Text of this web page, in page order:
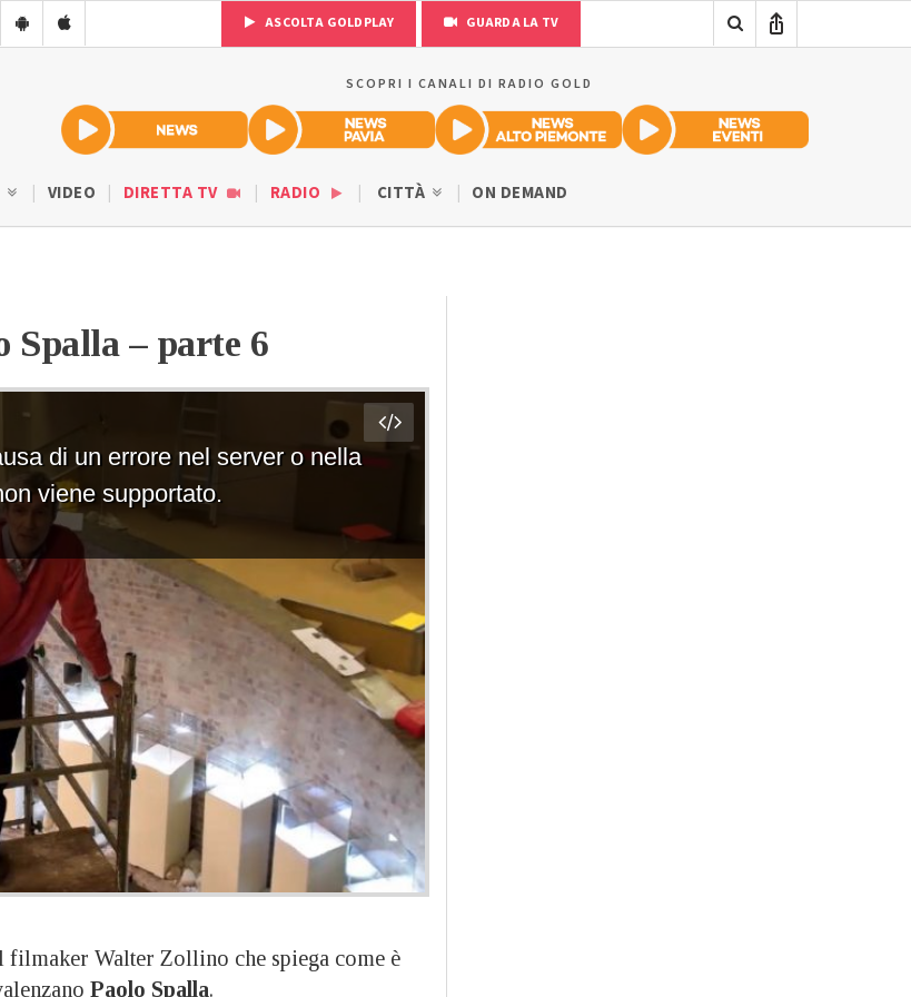
ASCOLTA GOLDPLAY GUARDA LA TV
SCOPRI I CANALI DI RADIO GOLD
VIDEO DIRETTA TV RADIO CITTÀ ON DEMAND
Spalla – parte 6
Walter Zollino che spiega come è
Paolo Spalla.